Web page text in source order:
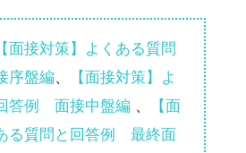
【面接対策】よくある質問
序盤編、
【面接対策】よ
答例 面接中盤編 、
【面
る質問と回答例 最終面